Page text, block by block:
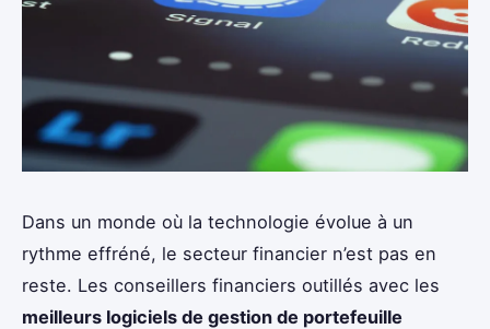
Dans un monde où la technologie évolue à un
rythme effréné, le secteur financier n’est pas en
reste. Les conseillers financiers outillés avec les
meilleurs logiciels de gestion de portefeuille